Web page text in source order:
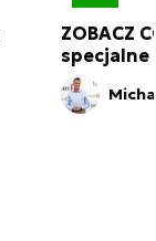
ZOBACZ
specjalne